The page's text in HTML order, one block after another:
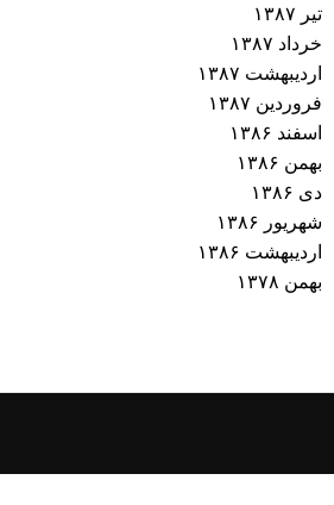
تیر ۱۳۸۷
خرداد ۱۳۸۷
اردیبهشت ۱۳۸۷
فروردین ۱۳۸۷
اسفند ۱۳۸۶
بهمن ۱۳۸۶
دی ۱۳۸۶
شهریور ۱۳۸۶
اردیبهشت ۱۳۸۶
بهمن ۱۳۷۸